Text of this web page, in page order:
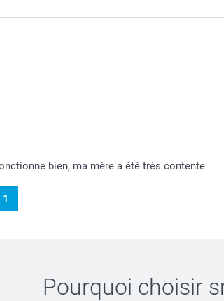
bien, ma mère a été très contente
1
Pourquoi choisir